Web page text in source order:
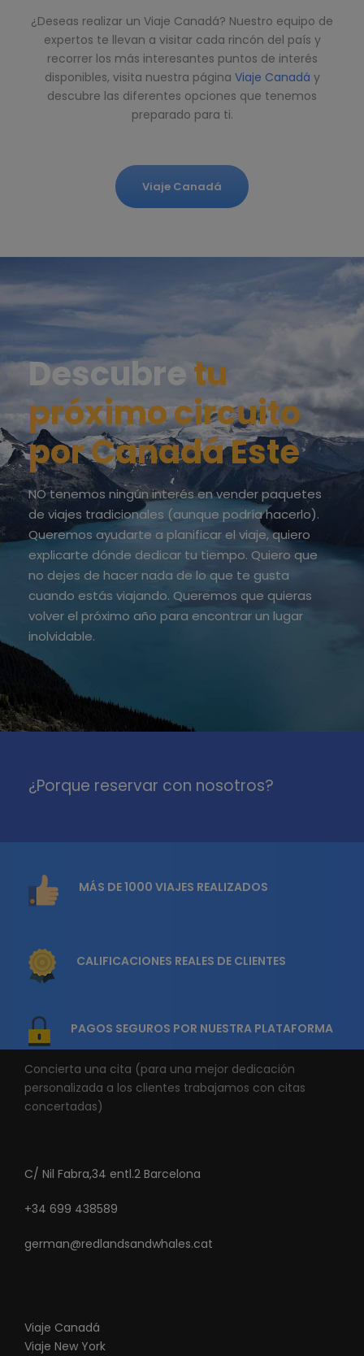
¿Deseas realizar un Viaje Canadá? Nuestro equipo de
expertos te llevan a visitar cada rincón del país y
recorrer los más interesantes puntos de interés
disponibles, visita nuestra página Viaje Canadá y
descubre las diferentes opciones que tenemos
preparado para ti.
Viaje Canadá
Descubretu
próximo circuito
por Canadá Este
NO tenemos ningún interés en vender paquetes
de viajes tradicionales (aunque podría hacerlo).
Queremos ayudarte a planificar el viaje, quiero
explicarte dónde dedicar tu tiempo. Quiero que
no dejes de hacer nada de lo que te gusta
cuando estás viajando. Queremos que quieras
volver el próximo año para encontrar un lugar
inolvidable.
¿Porque reservar con nosotros?
MÁS DE 1000 VIAJES REALIZADOS
CALIFICACIONES REALES DE CLIENTES
PAGOS SEGUROS POR NUESTRA PLATAFORMA
Concierta una cita (para una mejor dedicación
personalizada a los clientes trabajamos con citas
concertadas)
C/ Nil Fabra,34 entl.2 Barcelona
+34 699 438589
german@redlandsandwhales.cat
Viaje Canadá
Viaje New York